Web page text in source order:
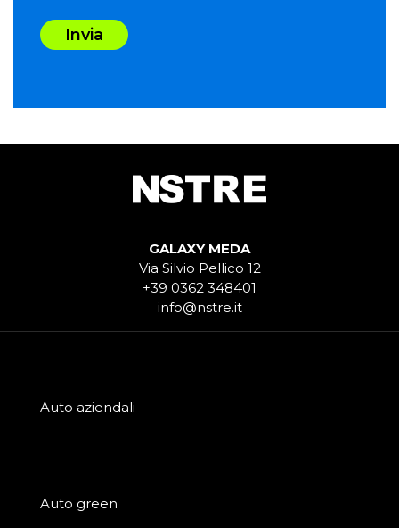
Invia
GALAXY MEDA
Via Silvio Pellico 12
+39 0362 348401
info@nstre.it
Auto aziendali
Auto green